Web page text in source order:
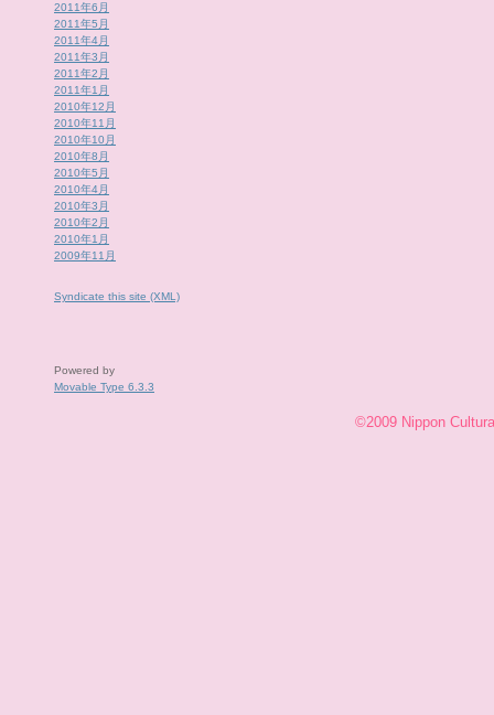
2011年6月
2011年5月
2011年4月
2011年3月
2011年2月
2011年1月
2010年12月
2010年11月
2010年10月
2010年8月
2010年5月
2010年4月
2010年3月
2010年2月
2010年1月
2009年11月
Syndicate this site (XML)
Powered by
Movable Type 6.3.3
©2009 Nippon